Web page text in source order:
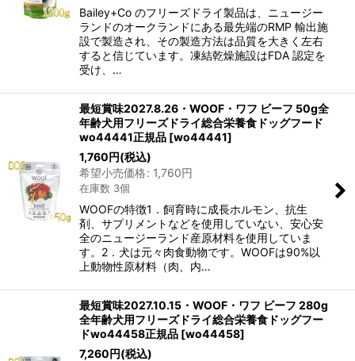
Bailey+Co のフリーズドライ製品は、ニュージー
ランドのオークランドにある最先端のRMP 輸出施
設で製造され、その製造方法は品質を大きく左右
すると信じています。凍結乾燥施設はFDA 認定を
受け、…
最短賞味2027.8.26・WOOF・ワフ ビーフ 50g全
年齢犬用フリーズドライ総合栄養食ドッグフード
wo44441正規品 [wo44441]
1,760円(税込)
希望小売価格: 1,760円
在庫数 3個
WOOFの特徴1．飼育時に成長ホルモン、抗生
剤、サプリメントなどを使用していない、安心安
全のニュージーランド産原材料を使用していま
す。2．犬は元々肉食動物です。WOOFは90%以
上動物性原材料（肉、内…
最短賞味2027.10.15・WOOF・ワフ ビーフ 280g
全年齢犬用フリーズドライ総合栄養食ドッグフー
ドwo44458正規品 [wo44458]
7,260円(税込)